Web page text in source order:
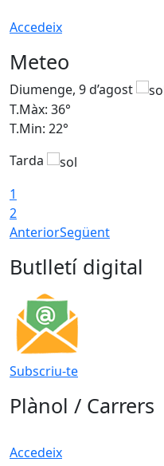
Accedeix
Meteo
Diumenge, 9 d’agost
T.Màx: 36°
T.Min: 22°
Tarda
1
2
AnteriorSegüent
Butlletí digital
Subscriu-te
Plànol / Carrers
Accedeix